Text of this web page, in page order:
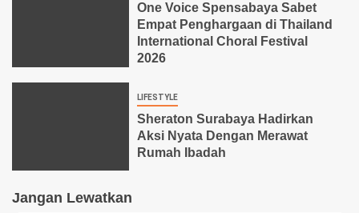
One Voice Spensabaya Sabet
Empat Penghargaan di Thailand
International Choral Festival
2026
LIFESTYLE
Sheraton Surabaya Hadirkan
Aksi Nyata Dengan Merawat
Rumah Ibadah
Jangan Lewatkan